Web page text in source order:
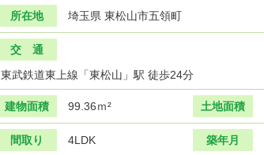
所在地 埼玉県 東松山市五領町
交 通
東武鉄道東上線「東松山」駅 徒歩24分
建物面積 99.36ｍ² 土地面積
間取り 4LDK 築年月